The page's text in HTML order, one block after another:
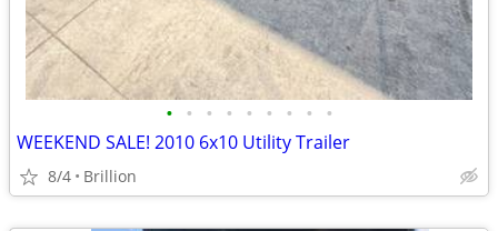
• • • • • • • • •
WEEKEND SALE! 2010 6x10 Utility Trailer
8/4 Brillion